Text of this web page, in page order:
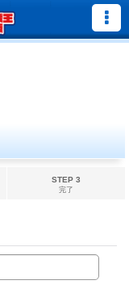
STEP 3
完了